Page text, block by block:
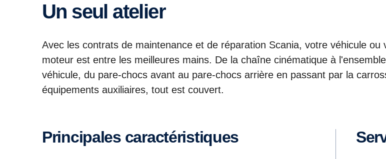
Un seul atelier
Avec les contrats de maintenance et de réparation Scania, votre véhicule ou
moteur est entre les meilleures mains. De la chaîne cinématique à
véhicule, du pare-chocs avant au pare-chocs arrière en passant par la
équipements auxiliaires, tout est couvert.
Principales caractéristiques